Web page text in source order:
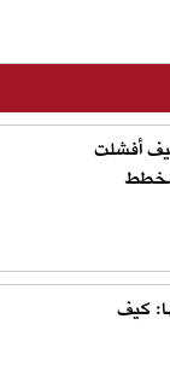
أفشلت
مخطط
كيف